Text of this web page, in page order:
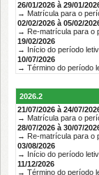
26/01/2026 à 29/01/
→ Matrícula para o
02/02/2026 à 05/02/
→ Re-matrícula para o
19/02/2026
→ Início do período
10/07/2026
→ Término do período
2026.2
21/07/2026 à 24/07/
→ Matrícula para o
28/07/2026 à 30/07/
→ Re-matrícula para o
03/08/2026
→ Início do período
11/12/2026
→ Término do período